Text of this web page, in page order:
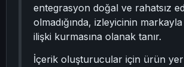
entegrasyon doğal ve rahatsız
olmadığında, izleyicinin
ilişki kurmasına olanak tanır.
İçerik oluşturucular için ürün